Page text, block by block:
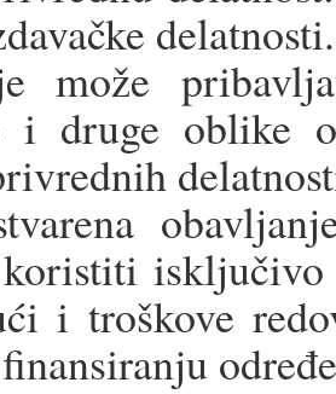
delatnosti.
može
i druge oblike
i troškove